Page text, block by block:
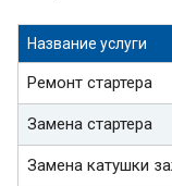
Название услуги
Ремонт стартера
Замена стартера
Замена катушки